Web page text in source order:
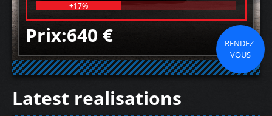
+17%
Prix:640 €
RENDEZ-
VOUS
Latest realisations